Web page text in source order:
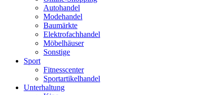
Autohandel
Modehandel
Baumärkte
Elektrofachhandel
Möbelhäuser
Sonstige
Sport
Fitnesscenter
Sportartikelhandel
Unterhaltung